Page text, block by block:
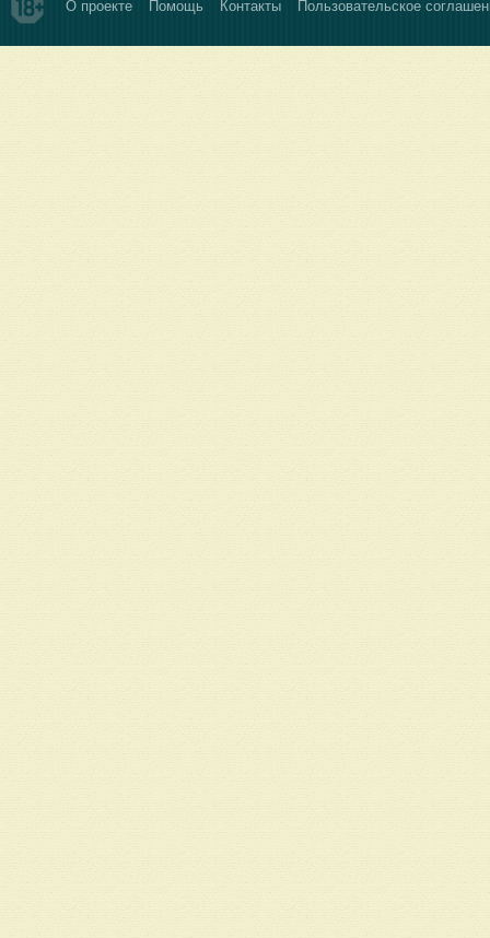
О проекте Помощь Контакты Пользовательское